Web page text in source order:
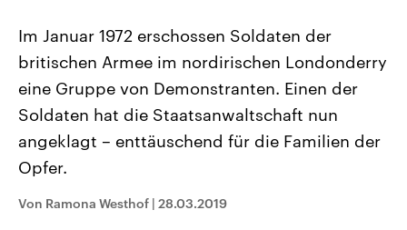
Landtagswahl Sachsen-Anhalt
2026
Alle Informationen
Sachsen-Anhalt wählt am 6.
September 2026 einen neuen
Landtag. Seit 2021 wird das
Bundesland von einer Koalition aus
CDU, SPD und FDP regiert.-
Umfragen, Prognosen,
Wahlprogramme, aktuelle Berichte
Aktuelle Beiträge,
Hintergründe
Wirtschaftlich und
gehören die Vereinigten
den mächtigsten Ländern
Im Januar 1972 erschossen Soldaten der
britischen Armee im nordirischen Londonderry
eine Gruppe von Demonstranten. Einen der
Soldaten hat die Staatsanwaltschaft nun
angeklagt – enttäuschend für die Familien der
Opfer.
Von Ramona Westhof | 28.03.2019